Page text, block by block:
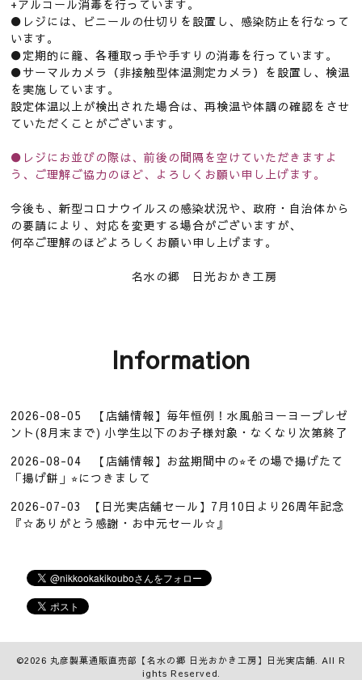
+アルコール消毒を行っています。
●レジには、ビニールの仕切りを設置し、感染防止を行なって
います。
●定期的に籠、各種取っ手や手すりの消毒を行っています。
●サーマルカメラ（非接触型体温測定カメラ）を設置し、検温
を実施しています。
設定体温以上が検出された場合は、再検温や体調の確認をさせ
ていただくことがございます。
●レジにお並びの際は、前後の間隔を空けていただきますよ
う、ご理解ご協力のほど、よろしくお願い申し上げます。
今後も、新型コロナウイルスの感染状況や、政府・自治体から
の要請により、対応を変更する場合がございますが、
何卒ご理解のほどよろしくお願い申し上げます。
名水の郷 日光おかき工房
Information
2026-08-05
【店舗情報】毎年恒例！水風船ヨーヨープレゼ
ント(8月末まで) 小学生以下のお子様対象・なくなり次第終了
2026-08-04
【店舗情報】お盆期間中の⭐︎その場で揚げたて
「揚げ餅」⭐︎につきまして
2026-07-03
【日光実店舗セール】7月10日より26周年記念
『☆ありがとう感謝・お中元セール☆』
©2026 丸彦製菓通販直売部【名水の郷 日光おかき工房】日光実店舗. All R
ights Reserved.